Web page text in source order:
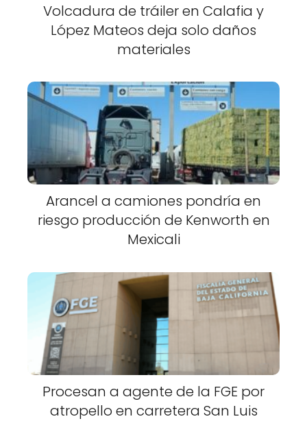
Volcadura de tráiler en Calafia y
López Mateos deja solo daños
materiales
Arancel a camiones pondría en
riesgo producción de Kenworth en
Mexicali
Procesan a agente de la FGE por
atropello en carretera San Luis